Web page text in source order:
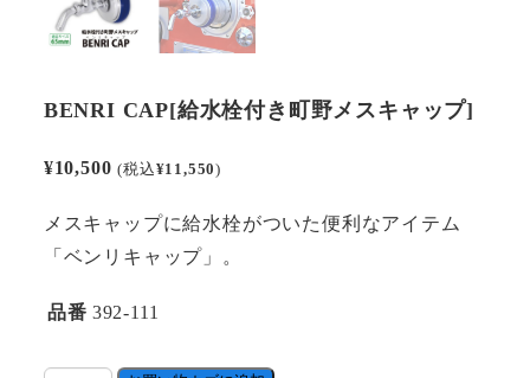
BENRI CAP[給水栓付き町野メスキャップ]
¥10,500 (税込¥11,550)
メスキャップに給水栓がついた便利なアイテム
「ベンリキャップ」。
品番 392-111